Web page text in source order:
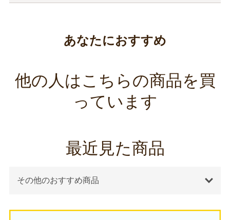
あなたにおすすめ
他の人はこちらの商品を買
っています
最近見た商品
その他のおすすめ商品